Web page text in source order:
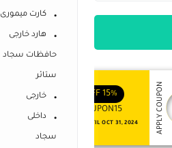
ENJOY YOUR GIFT 15%
OFF
COUPON15
VALID UNTIL OCT 31, 2024 APPLY COUPON
كارت ميمورى
هارد خارجى
حافظات سجاد
ستائر
خارجى
داخلى
سجاد